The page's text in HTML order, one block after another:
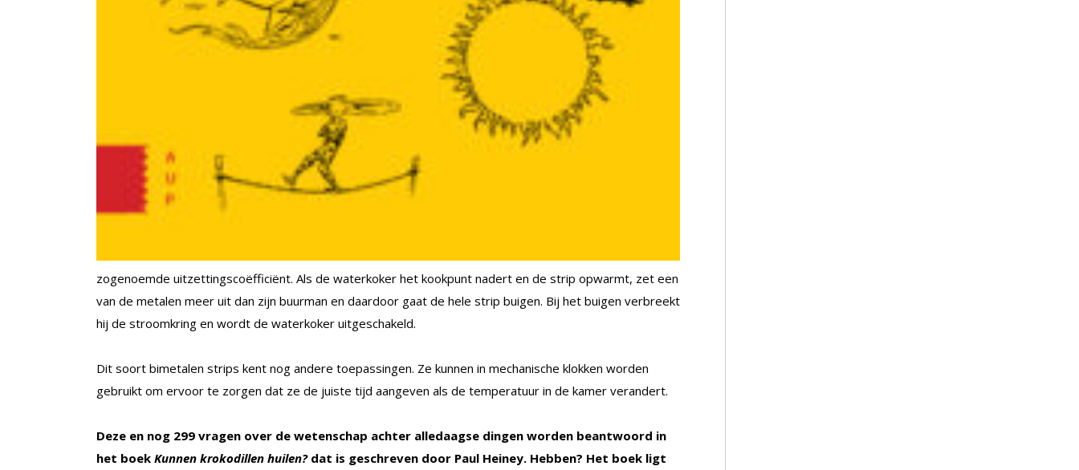
zogenoemde uitzettingscoëfficiënt. Als de waterkoker het kookpunt nadert en de strip opwarmt, zet een
van de metalen meer uit dan zijn buurman en daardoor gaat de hele strip buigen. Bij het buigen verbreekt
hij de stroomkring en wordt de waterkoker uitgeschakeld.
Dit soort bimetalen strips kent nog andere toepassingen. Ze kunnen in mechanische klokken worden
gebruikt om ervoor te zorgen dat ze de juiste tijd aangeven als de temperatuur in de kamer verandert.
Deze en nog 299 vragen over de wetenschap achter alledaagse dingen worden beantwoord in
het boek Kunnen krokodillen huilen? dat is geschreven door Paul Heiney. Hebben? Het boek ligt